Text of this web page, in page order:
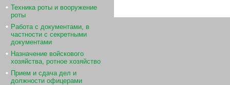
Техника роты и вооружение
роты
Работа с документами, в
частности с секретными
документами
Назначение войскового
хозяйства, ротное хозяйство
Прием и сдача дел и
должности офицерами